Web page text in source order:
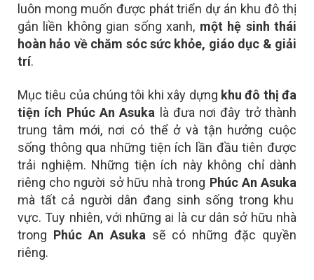
luôn mong muốn được phát triển dự án khu đô thị
gắn liền không gian sống xanh, một hệ sinh thái
hoàn hảo về chăm sóc sức khỏe, giáo dục & giải
trí.
Mục tiêu của chúng tôi khi xây dựng khu đô thị đa
tiện ích Phúc An Asuka là đưa nơi đây trở thành
trung tâm mới, nơi có thể ở và tận hưởng cuộc
sống thông qua những tiện ích lần đầu tiên được
trải nghiệm. Những tiện ích này không chỉ dành
riêng cho người sở hữu nhà trong Phúc An Asuka
mà tất cả người dân đang sinh sống trong khu
vực. Tuy nhiên, với những ai là cư dân sở hữu nhà
trong Phúc An Asukasẽ có những đặc quyền
riêng.